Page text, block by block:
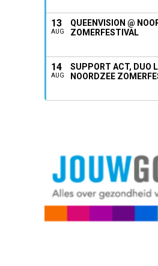
13
AUG
QUEENVISION @
ZOMERFESTIVAL
14
AUG
SUPPORT ACT, DUO
NOORDZEE